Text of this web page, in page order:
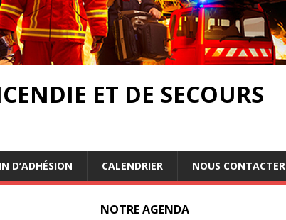
ET DE SECOURS
D’ADHÉSION CALENDRIER NOUS CONTACTER
NOTRE AGENDA